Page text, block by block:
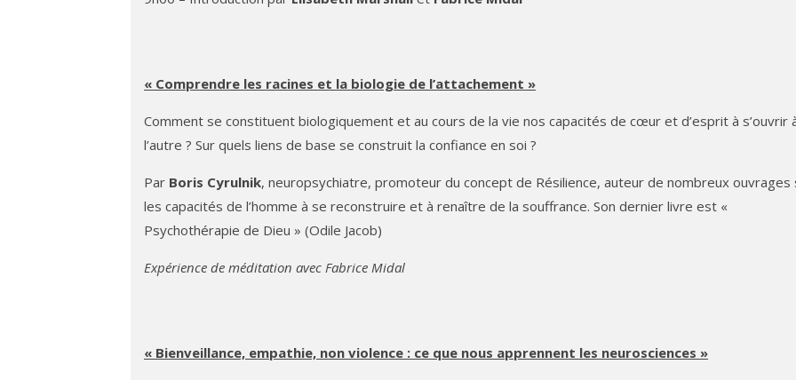
« Comprendre les racines et la biologie de l’attachement »
Comment se constituent biologiquement et au cours de la vie nos capacités de cœur et d’esprit à s’ouvrir
l’autre ? Sur quels liens de base se construit la confiance en soi ?
Par Boris Cyrulnik, neuropsychiatre, promoteur du concept de Résilience, auteur de nombreux ouvrages
les capacités de l’homme à se reconstruire et à renaître de la souffrance. Son dernier livre est «
Psychothérapie de Dieu » (Odile Jacob)
Expérience de méditation avec Fabrice Midal
« Bienveillance, empathie, non violence : ce que nous apprennent les neurosciences »